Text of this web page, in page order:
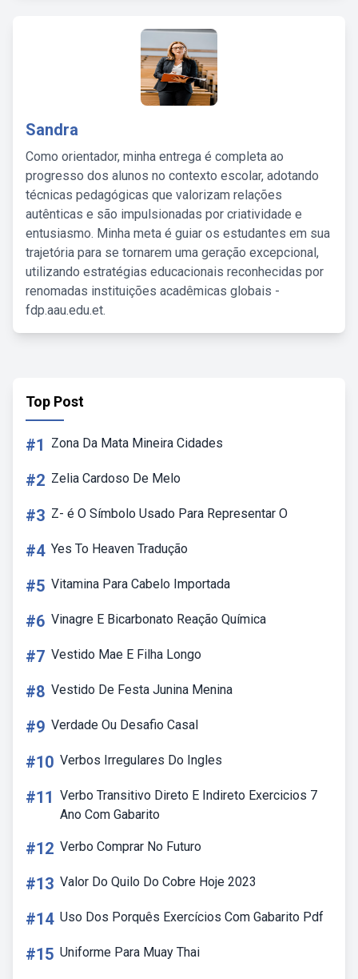
Sandra
Como orientador, minha entrega é completa ao
progresso dos alunos no contexto escolar, adotando
técnicas pedagógicas que valorizam relações
autênticas e são impulsionadas por criatividade e
entusiasmo. Minha meta é guiar os estudantes em sua
trajetória para se tornarem uma geração excepcional,
utilizando estratégias educacionais reconhecidas por
renomadas instituições acadêmicas globais -
fdp.aau.edu.et.
Top Post
#1 Zona Da Mata Mineira Cidades
#2 Zelia Cardoso De Melo
#3 Z- é O Símbolo Usado Para Representar O
#4 Yes To Heaven Tradução
#5 Vitamina Para Cabelo Importada
#6 Vinagre E Bicarbonato Reação Química
#7 Vestido Mae E Filha Longo
#8 Vestido De Festa Junina Menina
#9 Verdade Ou Desafio Casal
#10 Verbos Irregulares Do Ingles
#11 Verbo Transitivo Direto E Indireto Exercicios 7
Ano Com Gabarito
#12 Verbo Comprar No Futuro
#13 Valor Do Quilo Do Cobre Hoje 2023
#14 Uso Dos Porquês Exercícios Com Gabarito Pdf
#15 Uniforme Para Muay Thai